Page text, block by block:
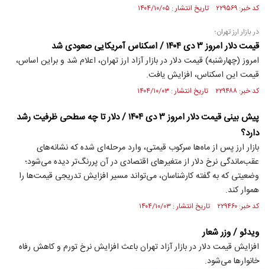
کد خبر: ۲۲۹۵۶۹ تاریخ انتشار : ۱۴۰۴/۱۰/۰۵
در بازار ارز تهران؛
قیمت دلار امروز ۳ دی ۱۴۰۴ / اسکناس آمریکایی صعودی شد
امروز (چهارشنبه) قیمت دلار در بازار آزاد ارز تهران، اعلام شد و براین اساس،
قیمت این اسکناس، افزایش یافت.
کد خبر: ۲۲۹۴۸۸ تاریخ انتشار : ۱۴۰۴/۱۰/۰۳
پیش بینی قیمت دلار امروز ۳ دی ۱۴۰۴ / دلار تا چه سطحی ظرفیت رشد
دارد؟
بازار ارز پس از ماه‌ها سرکوب قیمتی، وارد مرحله‌ای شده که نشانه‌های
عقب‌ماندگی نرخ دلار از متغیر‌های اقتصادی در آن پررنگ‌تر دیده می‌شود؛
وضعیتی که به گفته کارشناسان، می‌تواند مسیر افزایش تدریجی قیمت‌ها را
هموار کند.
کد خبر: ۲۲۹۴۶۰ تاریخ انتشار : ۱۴۰۴/۱۰/۰۳
ویدئو / وزر شعار
افزایش قیمت دلار در بازار آزاد تهران باعث افزایش نرخ تورم و کاهش رفاه
خانوارها می‌شود.